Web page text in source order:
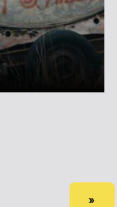
»